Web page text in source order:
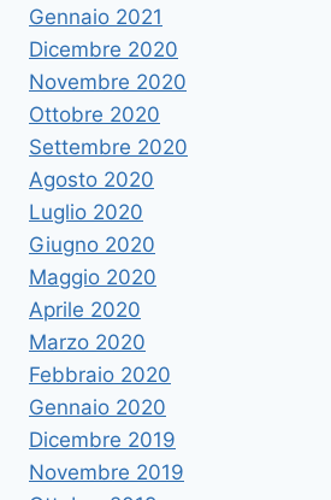
Gennaio 2021
Dicembre 2020
Novembre 2020
Ottobre 2020
Settembre 2020
Agosto 2020
Luglio 2020
Giugno 2020
Maggio 2020
Aprile 2020
Marzo 2020
Febbraio 2020
Gennaio 2020
Dicembre 2019
Novembre 2019